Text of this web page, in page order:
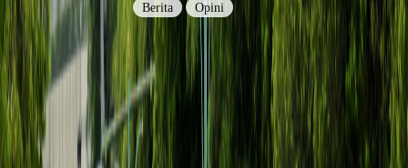
Berita Opini
Berita
Islam Digest